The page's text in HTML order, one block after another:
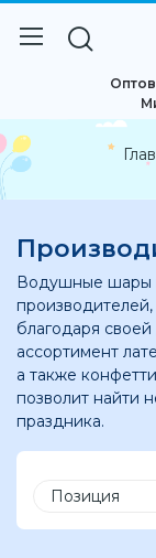
Водушные шары
благодаря
ассортимент
а также
позволит найти
праздника.
Позиция